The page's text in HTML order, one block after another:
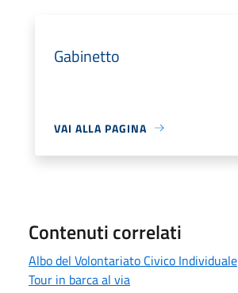
Gabinetto
VAI ALLA PAGINA
Contenuti correlati
Albo del Volontariato Civico Individuale
Tour in barca al via